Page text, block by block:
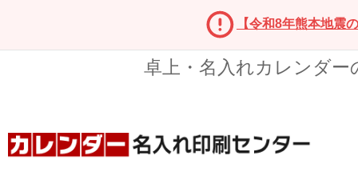
【令和8年熊本地震
卓上・名入れカレンダ